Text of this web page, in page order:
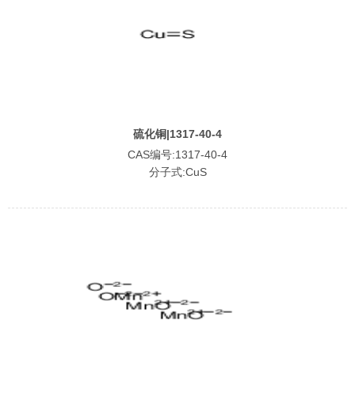
硫化铜|1317-40-4
CAS编号:1317-40-4
分子式:CuS